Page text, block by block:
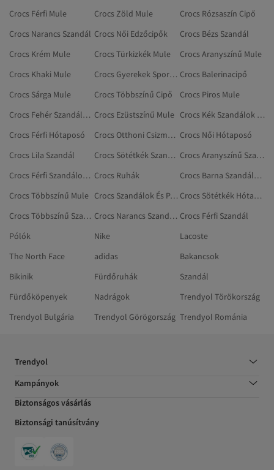
Crocs Férfi Mule
Crocs Zöld Mule
Crocs Rózsaszín Cipő
Crocs Narancs Szandál Crocs Női Edzőcipők
Crocs Bézs Szandál
Crocs Krém Mule
Crocs Türkizkék Mule
Crocs Aranyszínű Mule
Crocs Khaki Mule
Crocs Gyerekek Sportpapucs Crocs Balerinacipő
Crocs Sárga Mule
Crocs Többszínű Cipő
Crocs Piros Mule
Crocs Fehér Szandálok És Papucsok Crocs Ezüstszínű Mule
Crocs Kék Szandálok És Papucsok
Crocs Férfi Hótaposó
Crocs Otthoni Csizmák, Papucsok Crocs Női Hótaposó
Crocs Lila Szandál
Crocs Sötétkék Szandálok És Papucsok
Crocs Aranyszínű Szandálok És Papucsok
Crocs Férfi Szandálok És Papucsok Crocs Ruhák
Crocs Barna Szandálok És Papucsok
Crocs Többszínű Mule
Crocs Szandálok És Papucsok
Crocs Sötétkék Hótaposó
Crocs Többszínű Szandál
Crocs Narancs Szandálok És Papucsok Crocs Férfi Szandál
Pólók
Nike
Lacoste
The North Face
adidas
Bakancsok
Bikinik
Fürdőruhák
Szandál
Fürdőköpenyek
Nadrágok
Trendyol Törökország
Trendyol Bulgária
Trendyol Görögország Trendyol Románia
Trendyol
Kampányok
Biztonságos vásárlás
Biztonsági tanúsítvány